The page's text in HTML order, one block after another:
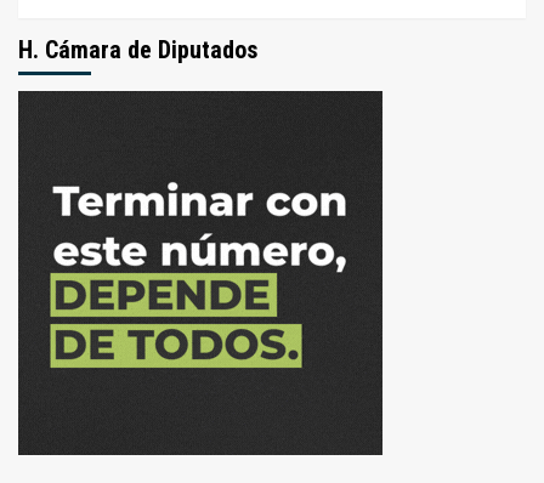
H. Cámara de Diputados